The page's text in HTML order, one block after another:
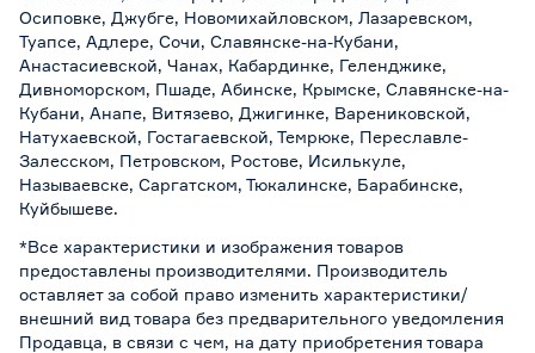
Осиповке, Джубге, Новомихайловском, Лазаревском,
Туапсе, Адлере, Сочи, Славянске-на-Кубани,
Анастасиевской, Чанах, Кабардинке, Геленджике,
Дивноморском, Пшаде, Абинске, Крымске, Славянске-на-
Кубани, Анапе, Витязево, Джигинке, Варениковской,
Натухаевской, Гостагаевской, Темрюке, Переславле-
Залесском, Петровском, Ростове, Исилькуле,
Называевске, Саргатском, Тюкалинске, Барабинске,
Куйбышеве.
*Все характеристики и изображения товаров
предоставлены производителями. Производитель
оставляет за собой право изменить характеристики/
внешний вид товара без предварительного уведомления
Продавца, в связи с чем, на дату приобретения товара